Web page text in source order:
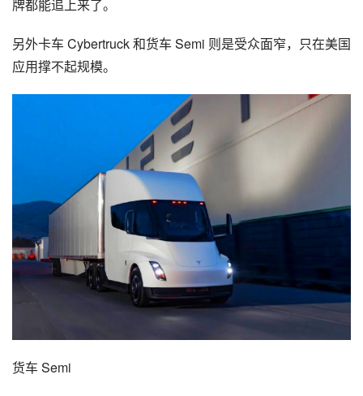
牌都能追上来了。
另外卡车 Cybertruck 和货车 Semi 则是受众面窄，只在美国
应用撑不起规模。
货车 Semi